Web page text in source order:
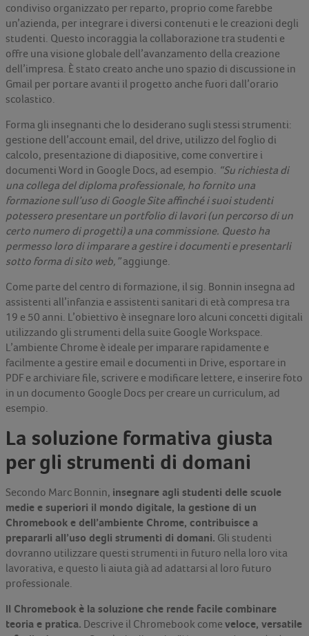
condiviso organizzato per reparto, proprio come farebbe
un’azienda, per integrare i diversi contenuti e le creazioni degli
studenti. Questo incoraggia la collaborazione tra studenti e
offre una visione globale dell’avanzamento della creazione
dell’impresa. È stato creato anche uno spazio di discussione in
Gmail per portare avanti il progetto anche fuori dall’orario
scolastico.
Forma gli insegnanti che lo desiderano sugli stessi strumenti:
gestione dell’account email, del drive, utilizzo del foglio di
calcolo, presentazione di diapositive, come convertire i
documenti Word in Google Docs, ad esempio. “Su richiesta di
una collega del diploma professionale, ho fornito una
formazione sull’uso di Google Site affinché i suoi studenti
potessero presentare un portfolio di lavori (un percorso di un
certo numero di progetti) a una commissione. Questo ha
permesso loro di imparare a gestire i documenti e presentarli
sotto forma di sito web,”aggiunge.
Come parte del centro di formazione, il sig. Bonnin insegna ad
assistenti all’infanzia e assistenti sanitari di età compresa tra
19 e 50 anni. L’obiettivo è insegnare loro alcuni concetti digitali
utilizzando gli strumenti della suite Google Workspace.
L’ambiente Chrome è ideale per imparare rapidamente e
facilmente a gestire email e documenti in Drive, esportare in
PDF e archiviare file, scrivere e modificare lettere, e inserire foto
in un documento Google Docs per creare un curriculum, ad
esempio.
La soluzione formativa giusta
per gli strumenti di domani
Secondo Marc Bonnin, insegnare agli studenti delle scuole
medie e superiori il mondo digitale, la gestione di un
Chromebook e dell’ambiente Chrome, contribuisce a
prepararli all’uso degli strumenti di domani. Gli studenti
dovranno utilizzare questi strumenti in futuro nella loro vita
lavorativa, e questo li aiuta già ad adattarsi al loro futuro
professionale.
Il Chromebook è la soluzione che rende facile combinare
teoria e pratica. Descrive il Chromebook come veloce, versatile